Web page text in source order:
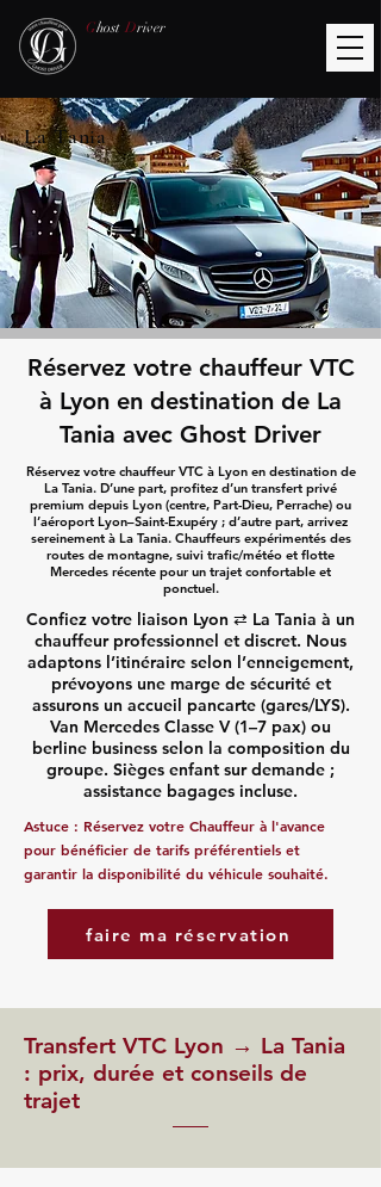
Ghost Driver
La Tania
Réservez votre chauffeur VTC
à Lyon en destination de La
Tania avec Ghost Driver
Réservez votre chauffeur VTC à Lyon en destination de
La Tania. D’une part, profitez d’un transfert privé
premium depuis Lyon (centre, Part-Dieu, Perrache) ou
l’aéroport Lyon–Saint-Exupéry ; d’autre part, arrivez
sereinement à La Tania. Chauffeurs expérimentés des
routes de montagne, suivi trafic/météo et flotte
Mercedes récente pour un trajet confortable et
ponctuel.
Confiez votre liaison Lyon ⇄ La Tania à un
chauffeur professionnel et discret. Nous
adaptons l’itinéraire selon l’enneigement,
prévoyons une marge de sécurité et
assurons un accueil pancarte (gares/LYS).
Van Mercedes Classe V (1–7 pax) ou
berline business selon la composition du
groupe. Sièges enfant sur demande ;
assistance bagages incluse.
Astuce : Réservez votre Chauffeur à l'avance
pour bénéficier de tarifs préférentiels et
garantir la disponibilité du véhicule souhaité.
faire ma réservation
Transfert VTC Lyon → La Tania
: prix, durée et conseils de
trajet